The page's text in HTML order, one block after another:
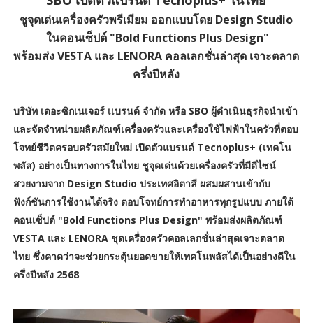
ชูจุดเด่นเครื่องครัวพรีเมียม ออกแบบโดย Design Studio
ในคอนเซ็ปต์ "Bold Functions Plus Design"
พร้อมส่ง VESTA และ LENORA คอลเลกชั่นล่าสุด เจาะตลาด
ครึ่งปีหลัง
บริษัท เดอะซิกเนเจอร์ เเบรนด์ จำกัด หรือ SBO ผู้ดำเนินธุรกิจนำเข้า
และจัดจำหน่ายผลิตภัณฑ์เครื่องครัวและเครื่องใช้ไฟฟ้าในครัวที่ตอบ
โจทย์ชีวิตครอบครัวสมัยใหม่ เปิดตัวแบรนด์ Tecnoplus+ (เทคโน
พลัส) อย่างเป็นทางการในไทย ชูจุดเด่นด้วยเครื่องครัวที่มีดีไซน์
สวยงามจาก Design Studio ประเทศอิตาลี ผสมผสานเข้ากับ
ฟังก์ชันการใช้งานได้จริง ตอบโจทย์การทำอาหารทุกรูปแบบ ภายใต้
คอนเซ็ปต์ "Bold Functions Plus Design" พร้อมส่งผลิตภัณฑ์
VESTA และ LENORA ชุดเครื่องครัวคอลเลกชั่นล่าสุดเจาะตลาด
ไทย ซึ่งคาดว่าจะช่วยกระตุ้นยอดขายให้เทคโนพลัสได้เป็นอย่างดีใน
ครึ่งปีหลัง 2568